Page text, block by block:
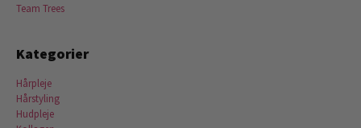
Team Trees
Kategorier
Hårpleje
Hårstyling
Hudpleje